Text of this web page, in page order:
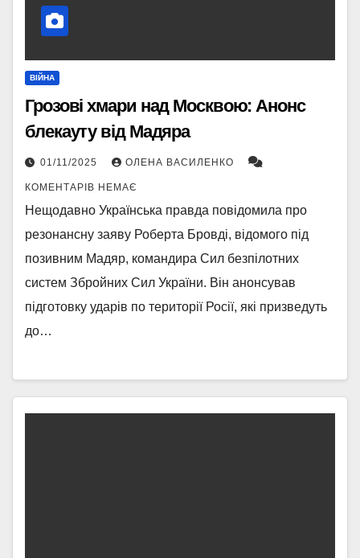
ВІЙНА
Грозові хмари над Москвою: Анонс
блекауту від Мадяра
01/11/2025 ОЛЕНА ВАСИЛЕНКО
КОМЕНТАРІВ НЕМАЄ
Нещодавно Українська правда повідомила про
резонансну заяву Роберта Бровді, відомого під
позивним Мадяр, командира Сил безпілотних
систем Збройних Сил України. Він анонсував
підготовку ударів по території Росії, які призведуть
до…